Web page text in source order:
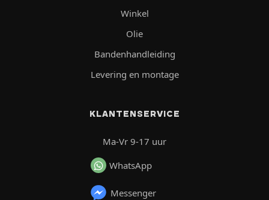
Winkel
Olie
Bandenhandleiding
Levering en montage
KLANTENSERVICE
Ma-Vr 9-17 uur
WhatsApp
Messenger